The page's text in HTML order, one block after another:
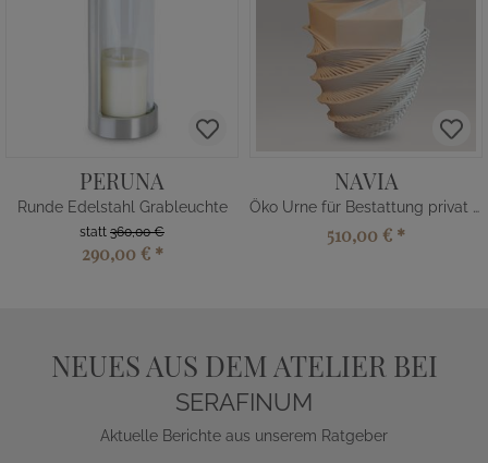
PERUNA
Runde Edelstahl Grableuchte
statt 360,00 €
290,00 € *
NAVIA
Öko Urne für Bestattung privat kaufen
510,00 € *
NEUES AUS DEM ATELIER BEI
SERAFINUM
Aktuelle Berichte aus unserem Ratgeber